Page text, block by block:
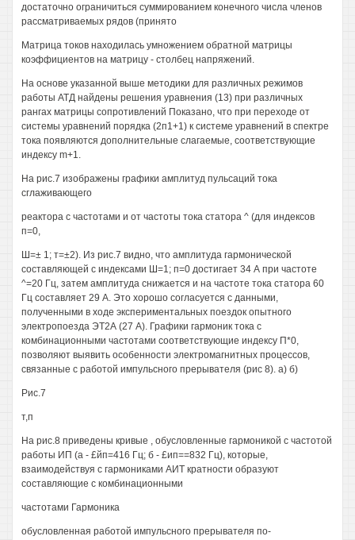
достаточно ограничиться суммированием конечного числа членов
рассматриваемых рядов (принято
Матрица токов находилась умножением обратной матрицы
коэффициентов на матрицу - столбец напряжений.
На основе указанной выше методики для различных режимов
работы АТД найдены решения уравнения (13) при различных
рангах матрицы сопротивлений Показано, что при переходе от
системы уравнений порядка (2п1+1) к системе уравнений в спектре
тока появляются дополнительные слагаемые, соответствующие
индексу m+1.
На рис.7 изображены графики амплитуд пульсаций тока
сглаживающего
реактора с частотами и от частоты тока статора ^ (для индексов
п=0,
Ш=± 1; т=±2). Из рис.7 видно, что амплитуда гармонической
составляющей с индексами Ш=1; п=0 достигает 34 А при частоте
^=20 Гц, затем амплитуда снижается и на частоте тока статора 60
Гц составляет 29 А. Это хорошо согласуется с данными,
полученными в ходе экспериментальных поездок опытного
электропоезда ЭТ2А (27 А). Графики гармоник тока с
комбинационными частотами соответствующие индексу П*0,
позволяют выявить особенности электромагнитных процессов,
связанные с работой импульсного прерывателя (рис 8). а) б)
Рис.7
т,п
На рис.8 приведены кривые , обусловленные гармоникой с частотой
работы ИП (а - £йп=416 Гц; б - £ип==832 Гц), которые,
взаимодействуя с гармониками АИТ кратности образуют
составляющие с комбинационными
частотами Гармоника
обусловленная работой импульсного прерывателя по-